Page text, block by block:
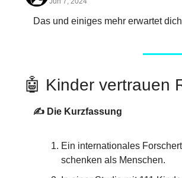
Das und einiges mehr erwartet
🤖 Kinder vertrauen
✍️ Die Kurzfassung
Ein internationales
schenken als Menschen.